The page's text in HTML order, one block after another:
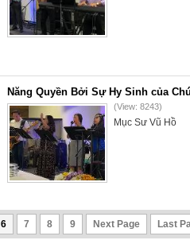
Năng Quyền Bởi Sự Hy Sinh của
(View: 8243)
Mục Sư Vũ Hồ
6 7 8 9 Next Page Last